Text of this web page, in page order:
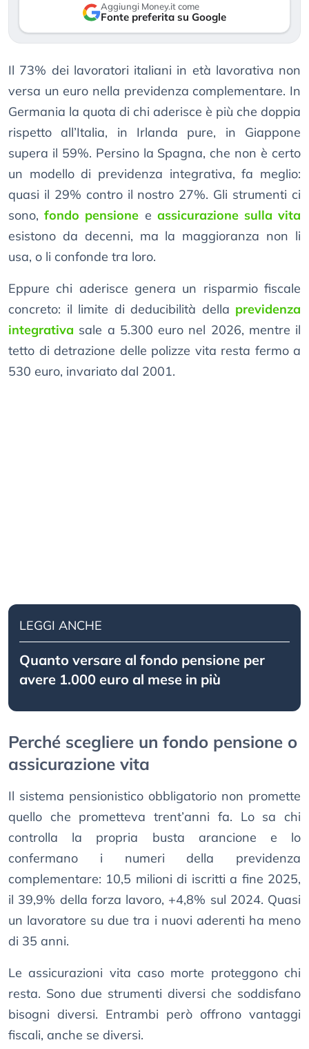
Aggiungi Money.it come
Fonte preferita su Google
Il 73% dei lavoratori italiani in età lavorativa non
versa un euro nella previdenza complementare. In
Germania la quota di chi aderisce è più che doppia
rispetto all’Italia, in Irlanda pure, in Giappone
supera il 59%. Persino la Spagna, che non è certo
un modello di previdenza integrativa, fa meglio:
quasi il 29% contro il nostro 27%. Gli strumenti ci
sono,fondo pensione e assicurazione sulla vita
esistono da decenni, ma la maggioranza non li
usa, o li confonde tra loro.
Eppure chi aderisce genera un risparmio fiscale
concreto: il limite di deducibilità della previdenza
integrativa sale a 5.300 euro nel 2026, mentre il
tetto di detrazione delle polizze vita resta fermo a
530 euro, invariato dal 2001.
LEGGI ANCHE
Quanto versare al fondo pensione per
avere 1.000 euro al mese in più
Perché scegliere un fondo pensione o
assicurazione vita
Il sistema pensionistico obbligatorio non promette
quello che prometteva trent’anni fa. Lo sa chi
controlla la propria busta arancione e lo
confermano i numeri della previdenza
complementare: 10,5 milioni di iscritti a fine 2025,
il 39,9% della forza lavoro, +4,8% sul 2024. Quasi
un lavoratore su due tra i nuovi aderenti ha meno
di 35 anni.
Le assicurazioni vita caso morte proteggono chi
resta. Sono due strumenti diversi che soddisfano
bisogni diversi. Entrambi però offrono vantaggi
fiscali, anche se diversi.